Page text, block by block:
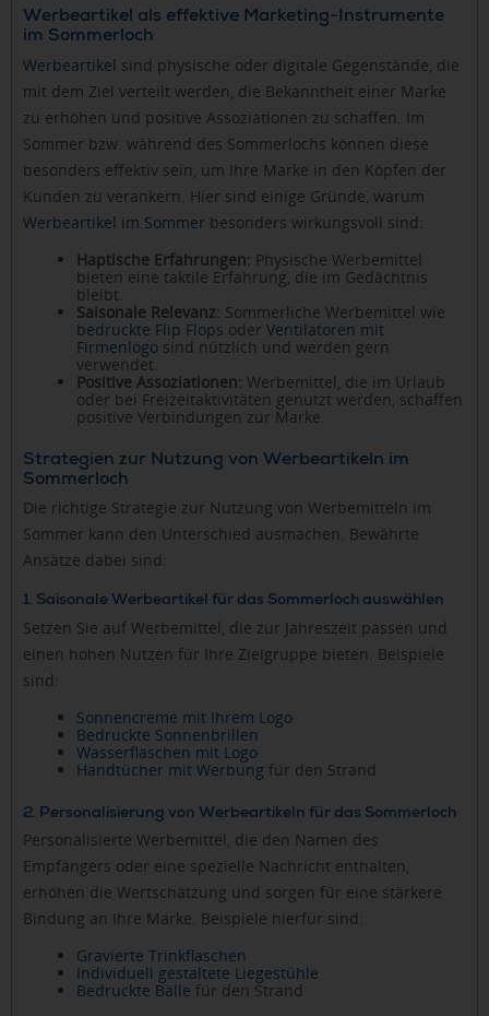
Werbeartikel als effektive Marketing-Instrumente
im Sommerloch
Werbeartikel sind physische oder digitale Gegenstände, die
mit dem Ziel verteilt werden, die Bekanntheit einer Marke
zu erhöhen und positive Assoziationen zu schaffen. Im
Sommer bzw. während des Sommerlochs können diese
besonders effektiv sein, um Ihre Marke in den Köpfen der
Kunden zu verankern. Hier sind einige Gründe, warum
Werbeartikel im Sommer besonders wirkungsvoll sind:
Haptische Erfahrungen: Physische Werbemittel
bieten eine taktile Erfahrung, die im Gedächtnis
bleibt.
Saisonale Relevanz: Sommerliche Werbemittel wie
bedruckte Flip Flops oder Ventilatoren mit
Firmenlogo sind nützlich und werden gern
verwendet.
Positive Assoziationen: Werbemittel, die im Urlaub
oder bei Freizeitaktivitäten genutzt werden, schaffen
positive Verbindungen zur Marke.
Strategien zur Nutzung von Werbeartikeln im
Sommerloch
Die richtige Strategie zur Nutzung von Werbemitteln im
Sommer kann den Unterschied ausmachen. Bewährte
Ansätze dabei sind:
1. Saisonale Werbeartikel für das Sommerloch auswählen
Setzen Sie auf Werbemittel, die zur Jahreszeit passen und
einen hohen Nutzen für Ihre Zielgruppe bieten. Beispiele
sind:
Sonnencreme mit Ihrem Logo
Bedruckte Sonnenbrillen
Wasserflaschen mit Logo
Handtücher mit Werbung für den Strand
2. Personalisierung von Werbeartikeln für das Sommerloch
Personalisierte Werbemittel, die den Namen des
Empfängers oder eine spezielle Nachricht enthalten,
erhöhen die Wertschätzung und sorgen für eine stärkere
Bindung an Ihre Marke. Beispiele hierfür sind:
Gravierte Trinkflaschen
Individuell gestaltete Liegestühle
Bedruckte Bälle für den Strand